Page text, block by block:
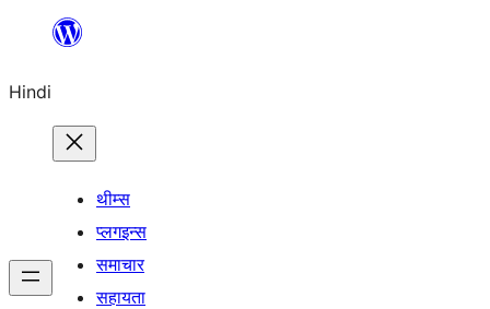
सामग्री
जाएं
Hindi
थीम्स
प्लगइन्स
समाचार
सहायता